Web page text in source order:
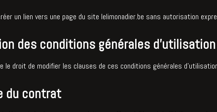
un lien vers une page du site lelimonadier.be sans autorisation
des conditions générales d’utilisation
le droit de modifier les clauses de ces conditions générales
du contrat